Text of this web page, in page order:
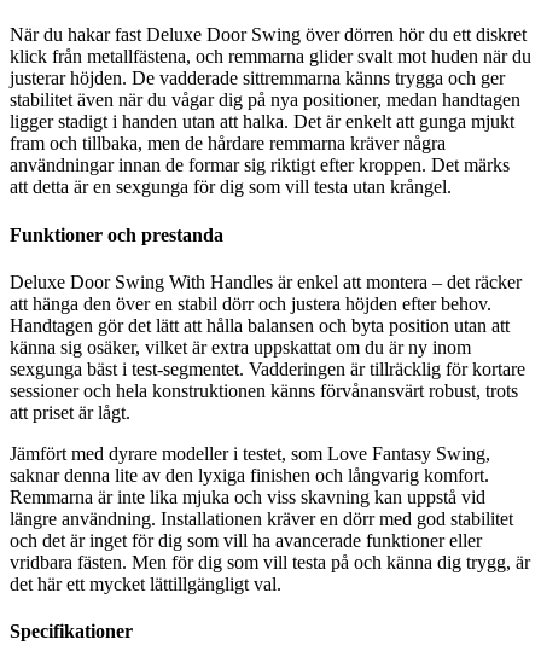
När du hakar fast Deluxe Door Swing över dörren hör du ett diskret
klick från metallfästena, och remmarna glider svalt mot huden när du
justerar höjden. De vadderade sittremmarna känns trygga och ger
stabilitet även när du vågar dig på nya positioner, medan handtagen
ligger stadigt i handen utan att halka. Det är enkelt att gunga mjukt
fram och tillbaka, men de hårdare remmarna kräver några
användningar innan de formar sig riktigt efter kroppen. Det märks
att detta är en sexgunga för dig som vill testa utan krångel.
Funktioner och prestanda
Deluxe Door Swing With Handles är enkel att montera – det räcker
att hänga den över en stabil dörr och justera höjden efter behov.
Handtagen gör det lätt att hålla balansen och byta position utan att
känna sig osäker, vilket är extra uppskattat om du är ny inom
sexgunga bäst i test-segmentet. Vadderingen är tillräcklig för kortare
sessioner och hela konstruktionen känns förvånansvärt robust, trots
att priset är lågt.
Jämfört med dyrare modeller i testet, som Love Fantasy Swing,
saknar denna lite av den lyxiga finishen och långvarig komfort.
Remmarna är inte lika mjuka och viss skavning kan uppstå vid
längre användning. Installationen kräver en dörr med god stabilitet
och det är inget för dig som vill ha avancerade funktioner eller
vridbara fästen. Men för dig som vill testa på och känna dig trygg, är
det här ett mycket lättillgängligt val.
Specifikationer